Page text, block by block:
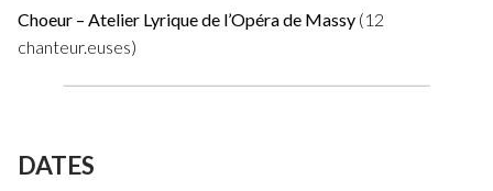
Choeur – Atelier Lyrique de l’Opéra de Massy (12
chanteur.euses)
DATES